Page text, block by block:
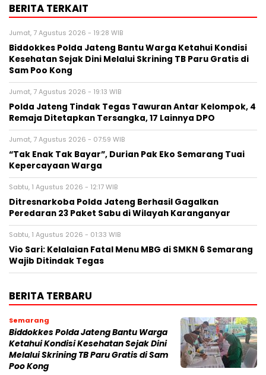
BERITA TERKAIT
Jumat, 7 Agustus 2026 - 19:28 WIB
Biddokkes Polda Jateng Bantu Warga Ketahui Kondisi
Kesehatan Sejak Dini Melalui Skrining TB Paru Gratis di
Sam Poo Kong
Jumat, 7 Agustus 2026 - 19:13 WIB
Polda Jateng Tindak Tegas Tawuran Antar Kelompok, 4
Remaja Ditetapkan Tersangka, 17 Lainnya DPO
Jumat, 7 Agustus 2026 - 07:59 WIB
“Tak Enak Tak Bayar”, Durian Pak Eko Semarang Tuai
Kepercayaan Warga
Sabtu, 1 Agustus 2026 - 12:17 WIB
Ditresnarkoba Polda Jateng Berhasil Gagalkan
Peredaran 23 Paket Sabu di Wilayah Karanganyar
Sabtu, 1 Agustus 2026 - 01:33 WIB
Vio Sari: Kelalaian Fatal Menu MBG di SMKN 6 Semarang
Wajib Ditindak Tegas
BERITA TERBARU
Semarang
Biddokkes Polda Jateng Bantu Warga
Ketahui Kondisi Kesehatan Sejak Dini
Melalui Skrining TB Paru Gratis di Sam
Poo Kong